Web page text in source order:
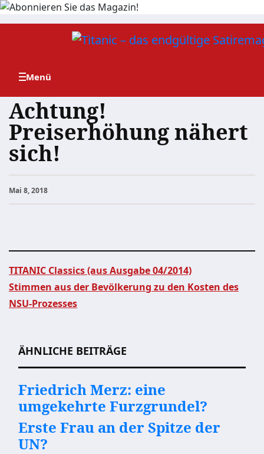
Zum
Achtung!
Preiserhöhung nähert
sich!
Mai 8, 2018
Beitragsnavigation
TITANIC Classics (aus Ausgabe 04/2014)
Stimmen aus der Bevölkerung zu den Kosten des
NSU-Prozesses
ÄHNLICHE BEITRÄGE
Friedrich Merz: eine
umgekehrte Furzgrundel?
Erste Frau an der Spitze der
UN?